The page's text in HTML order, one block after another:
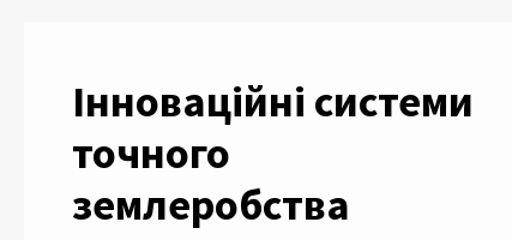
Інноваційні системи
точного
землеробства